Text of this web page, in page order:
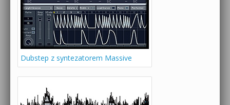
Dubstep z syntezatorem Massive